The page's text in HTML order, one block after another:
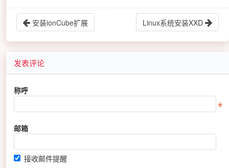
安装ionCube扩展 Linux系统安装XXD
发表评论
称呼
邮箱
接收邮件提醒